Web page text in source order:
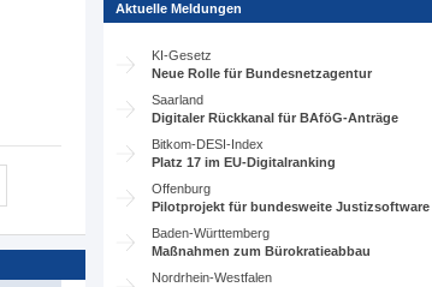
Aktuelle Meldungen
KI-Gesetz
Neue Rolle für Bundesnetzagentur
Saarland
Digitaler Rückkanal für BAföG-Anträge
Bitkom-DESI-Index
Platz 17 im EU-Digitalranking
Offenburg
Pilotprojekt für bundesweite Justizsoftware
Baden-Württemberg
Maßnahmen zum Bürokratieabbau
Nordrhein-Westfalen